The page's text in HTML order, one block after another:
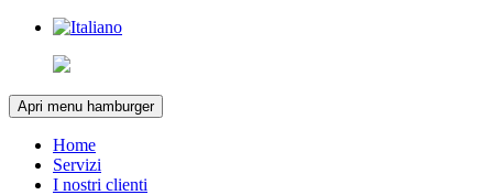
Apri menu hamburger
Home
Servizi
I nostri clienti